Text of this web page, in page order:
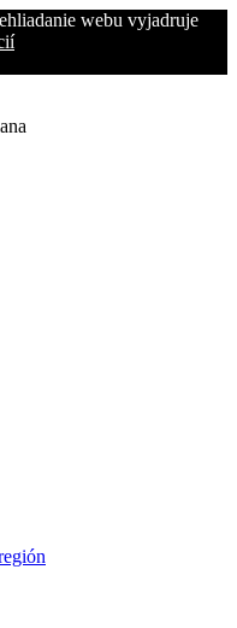
webu vyjadruje